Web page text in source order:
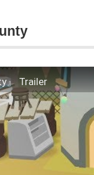
』 Trailer